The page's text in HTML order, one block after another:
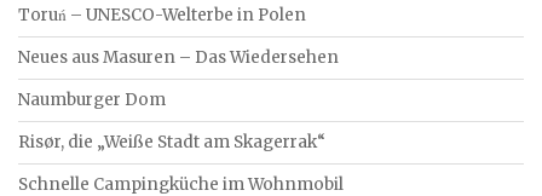
Toruń – UNESCO-Welterbe in Polen
Neues aus Masuren – Das Wiedersehen
Naumburger Dom
Risør, die „Weiße Stadt am Skagerrak“
Schnelle Campingküche im Wohnmobil